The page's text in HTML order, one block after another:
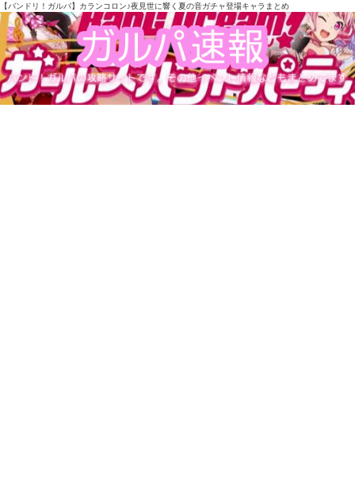
【バンドリ！ガルパ】カランコロン♪夜見世に響く夏の音ガチャ登場キャラまとめ